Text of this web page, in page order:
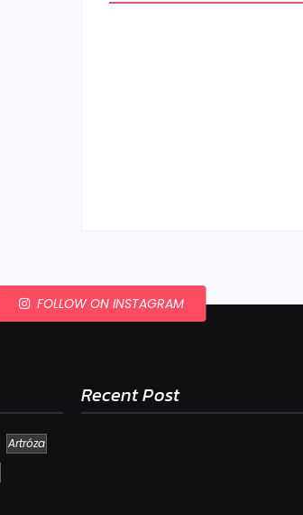
FOLLOW ON INSTAGRAM
Artróza
Recent Post